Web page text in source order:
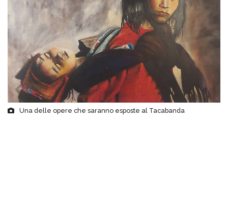
Una delle opere che saranno esposte al Tacabanda